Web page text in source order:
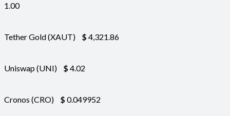
1.00
Tether Gold (XAUT) $ 4,321.86
Uniswap (UNI) $ 4.02
Cronos (CRO) $ 0.049952